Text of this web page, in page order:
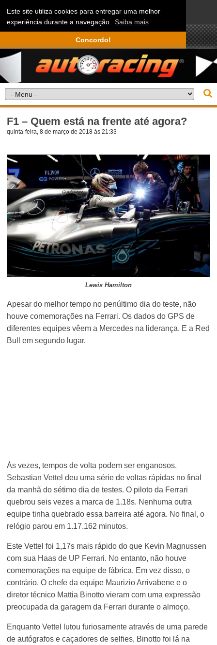
Este site utiliza cookies para entregar uma melhor
experiência durante a navegação. Saiba mais
Concordo!
F1 – Quem está na frente até agora?
quinta-feira, 8 de março de 2018 às 21:33
Lewis Hamilton
Apesar do melhor tempo no penúltimo dia do teste, não
houve comemorações na Ferrari. Os dados do GPS de
diferentes equipes vêem a Mercedes na liderança. E a Red
Bull em segundo lugar.
Às vezes, tempos de volta podem ser enganosos.
Sebastian Vettel deu uma série de voltas rápidas no final
da manhã do sétimo dia de testes. O piloto da Ferrari
quebrou seis vezes a marca de 1.18s. Nenhuma outra
equipe tinha quebrado essa barreira até agora. No final, o
relógio parou em 1.17.162 minutos.
Este Vettel foi 1,17s mais rápido do que Kevin Magnussen
com sua Haas de UP Ferrari. No entanto, não houve
comemorações na equipe de fábrica. Em vez disso, o
contrário. O chefe da equipe Maurizio Arrivabene e o
diretor técnico Mattia Binotto vieram com uma expressão
preocupada da garagem da Ferrari durante o almoço.
Enquanto Vettel lutou furiosamente através de uma parede
de autógrafos e caçadores de selfies, Binotto foi lá na